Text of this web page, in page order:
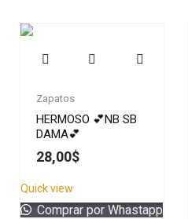
Zapatos
HERMOSO 💕NB SB
DAMA💕
28,00$
Quick view
Comprar por Whastapp